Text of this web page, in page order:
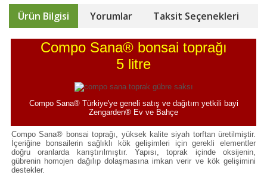
Ürün Bilgisi Yorumlar Taksit Seçenekleri
Compo Sana® bonsai toprağı
5 litre
Compo Sana® Türkiye'ye geneli satış ve dağıtım yetkili bayi
Zengarden® Ev ve Bahçe
Compo Sana® bonsai toprağı, yüksek kalite siyah torftan üretilmiştir.
İçeriğine bonsailerin sağlıklı kök gelişimleri için gerekli elementler
doğru oranlarda karıştırılmıştır. Yapısı, toprak içinde oksijenin,
gübrenin homojen dağılıp dolaşmasına imkan verir ve kök gelişimini
destekler.